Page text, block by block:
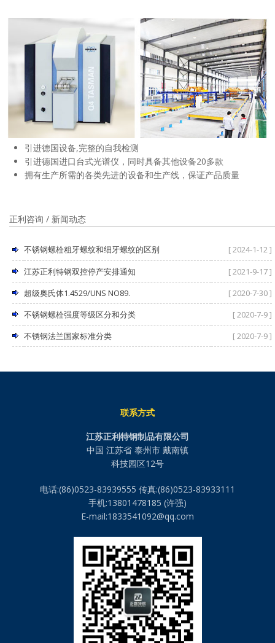
引进德国设备,完整的自我检测
引进德国进口台式光谱仪，同时具备其他设备20多款
拥有生产所需的各类先进的设备和生产线，保证产品质量
正利咨询 / 新闻动态
不锈钢螺栓粗牙螺纹和细牙螺纹的区别
[ 2024-1-12 ]
江苏正利特钢双控停产安排通知
[ 2021-9-17 ]
超级奥氏体1.4529/UNS NO89.
[ 2020-7-30 ]
不锈钢螺栓强度等级区分和分类
[ 2020-7-9 ]
不锈钢法兰国家标准分类
[ 2020-7-9 ]
联系方式
江苏正利特钢制品有限公司
中国 江苏省 泰州市 戴南镇
科技园区12号
电话:(86)0523-83939555 传真:(86)0523-83933111
手机:13801478185 (许强)
E-mail:1833541092@qq.com